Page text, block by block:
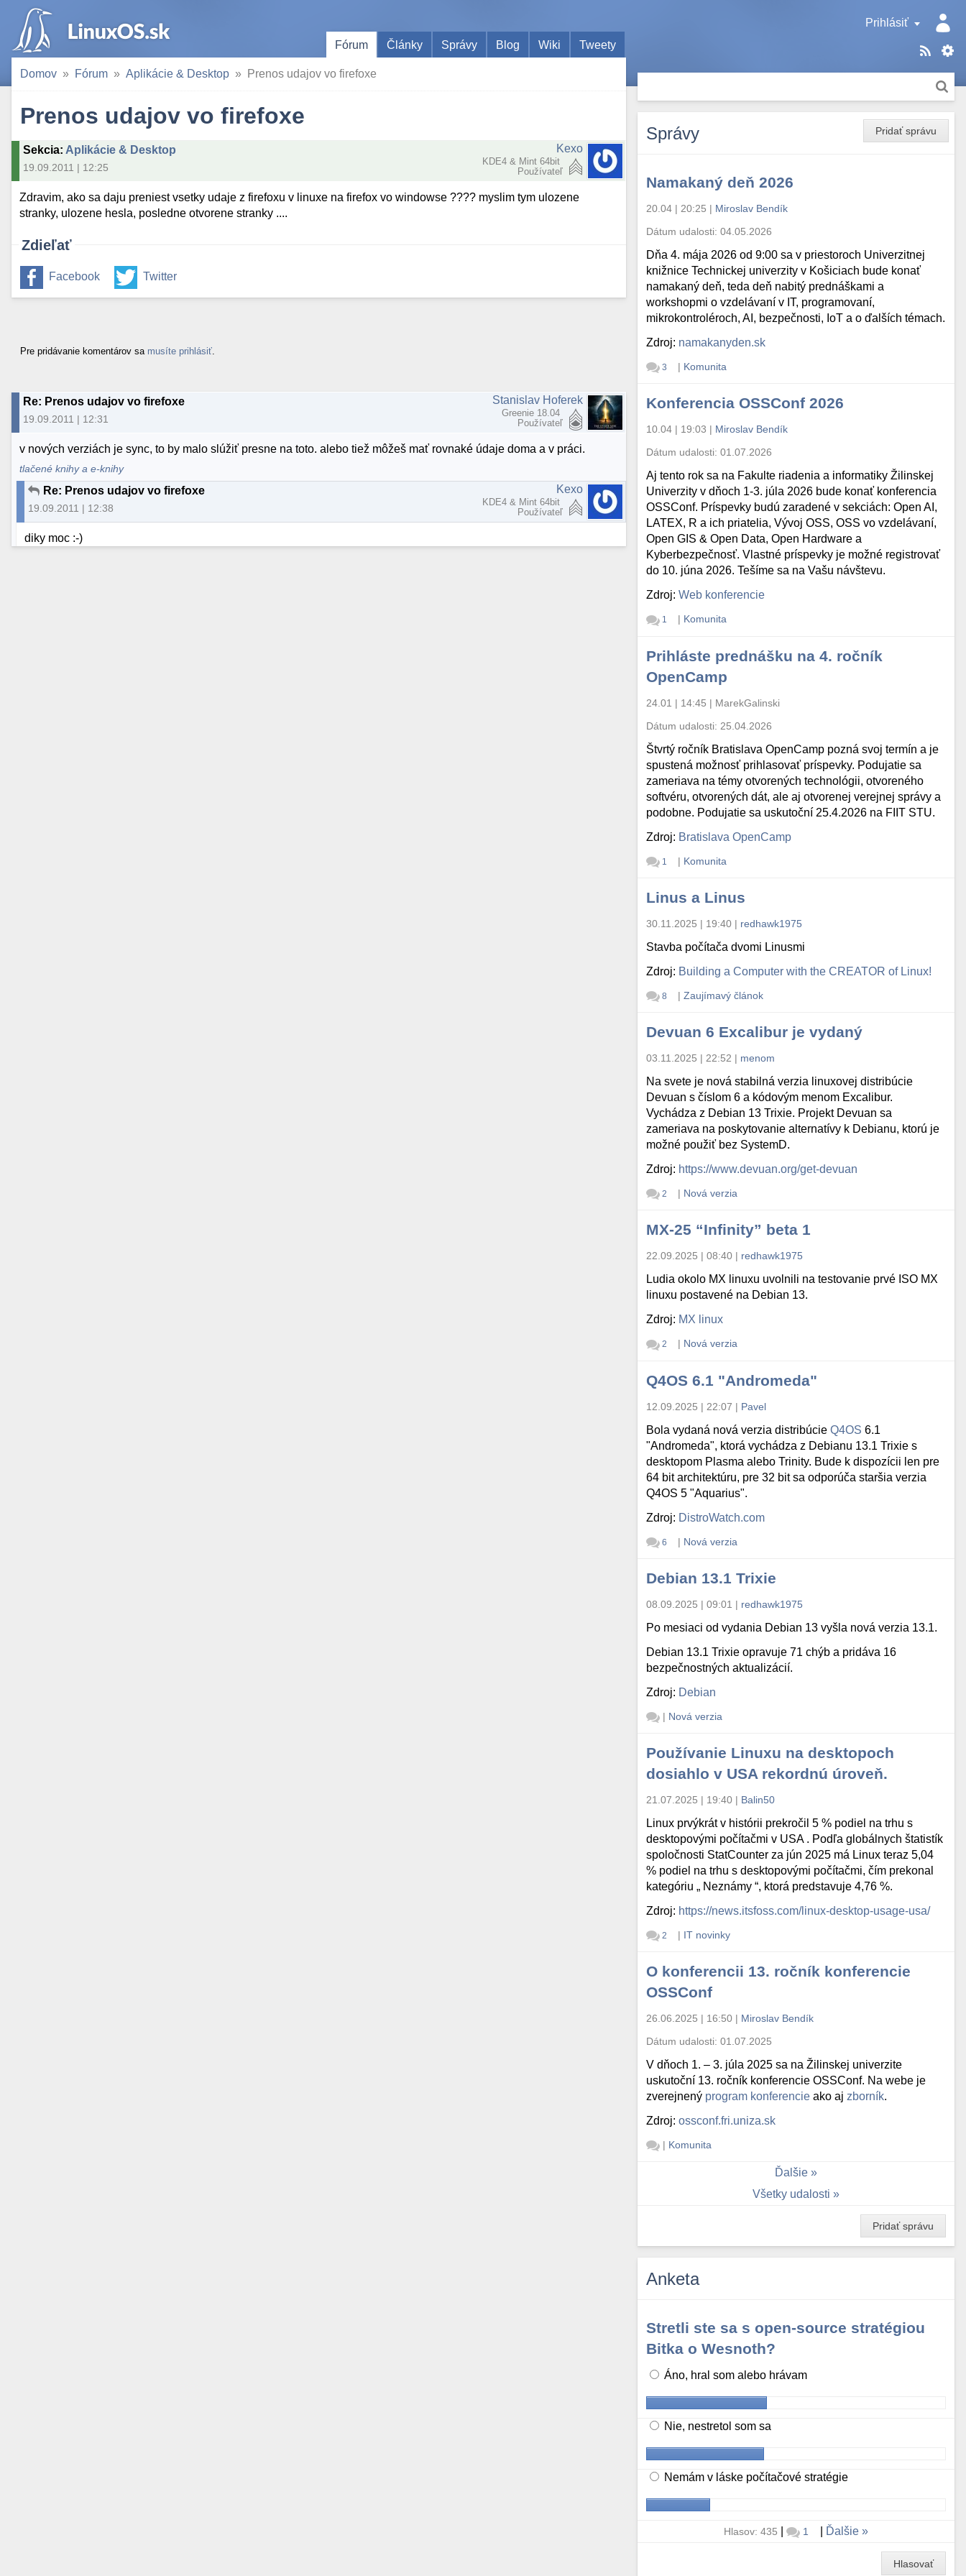
Prihlásiť
Fórum
Články Správy Blog Wiki Tweety
Domov Fórum Aplikácie & Desktop Prenos udajov vo firefoxe
Prenos udajov vo firefoxe
Sekcia: Aplikácie & Desktop
19.09.2011 | 12:25
Kexo
KDE4 & Mint 64bit
Používateľ
Zdravim, ako sa daju preniest vsetky udaje z firefoxu v linuxe na firefox vo windowse ???? myslim tym ulozene
stranky, ulozene hesla, posledne otvorene stranky ....
Zdieľať
Facebook Twitter
Pre pridávanie komentárov sa musíte prihlásiť
Re: Prenos udajov vo firefoxe
19.09.2011 | 12:31
Stanislav Hoferek
Greenie 18.04
Používateľ
v nových verziách je sync, to by malo slúžiť presne na toto. alebo tiež môžeš mať rovnaké údaje doma a v práci.
tlačené knihy a e-knihy
Re: Prenos udajov vo firefoxe
19.09.2011 | 12:38
Kexo
KDE4 & Mint 64bit
Používateľ
diky moc :-)
Pridať správu
Správy
Namakaný deň 2026
20.04 | 20:25 | Miroslav Bendík
Dátum udalosti:04.05.2026
Dňa 4. mája 2026 od 9:00 sa v priestoroch Univerzitnej
knižnice Technickej univerzity v Košiciach bude konať
namakaný deň, teda deň nabitý prednáškami a
workshopmi o vzdelávaní v IT, programovaní,
mikrokontroléroch, AI, bezpečnosti, IoT a o ďalších témach.
Zdroj: namakanyden.sk
3 | Komunita
Konferencia OSSConf 2026
10.04 | 19:03 | Miroslav Bendík
Dátum udalosti:01.07.2026
Aj tento rok sa na Fakulte riadenia a informatiky Žilinskej
Univerzity v dňoch 1-3. júla 2026 bude konať konferencia
OSSConf. Príspevky budú zaradené v sekciách: Open AI,
LATEX, R a ich priatelia, Vývoj OSS, OSS vo vzdelávaní,
Open GIS & Open Data, Open Hardware a
Kyberbezpečnosť. Vlastné príspevky je možné registrovať
do 10. júna 2026. Tešíme sa na Vašu návštevu.
Zdroj:Web konferencie
1 | Komunita
Prihláste prednášku na 4. ročník
OpenCamp
24.01 | 14:45 | MarekGalinski
Dátum udalosti: 25.04.2026
Štvrtý ročník Bratislava OpenCamp pozná svoj termín a je
spustená možnosť prihlasovať príspevky. Podujatie sa
zameriava na témy otvorených technológii, otvoreného
softvéru, otvorených dát, ale aj otvorenej verejnej správy a
podobne. Podujatie sa uskutoční 25.4.2026 na FIIT STU.
Zdroj: Bratislava OpenCamp
1 | Komunita
Linus a Linus
30.11.2025 | 19:40 | redhawk1975
Stavba počítača dvomi Linusmi
Zdroj: Building a Computer with the CREATOR of Linux!
8 | Zaujímavý článok
Devuan 6 Excalibur je vydaný
03.11.2025 | 22:52 | menom
Na svete je nová stabilná verzia linuxovej distribúcie
Devuan s číslom 6 a kódovým menom Excalibur.
Vychádza z Debian 13 Trixie. Projekt Devuan sa
zameriava na poskytovanie alternatívy k Debianu, ktorú je
možné použiť bez SystemD.
Zdroj: https://www.devuan.org/get-devuan
2 | Nová verzia
MX-25 “Infinity” beta 1
22.09.2025 | 08:40 | redhawk1975
Ludia okolo MX linuxu uvolnili na testovanie prvé ISO MX
linuxu postavené na Debian 13.
Zdroj: MX linux
2 | Nová verzia
Q4OS 6.1 "Andromeda"
12.09.2025 | 22:07 | Pavel
Bola vydaná nová verzia distribúcieQ4OS 6.1
"Andromeda", ktorá vychádza z Debianu 13.1 Trixie s
desktopom Plasma alebo Trinity. Bude k dispozícii len pre
64 bit architektúru, pre 32 bit sa odporúča staršia verzia
Q4OS 5 "Aquarius".
Zdroj: DistroWatch.com
6 | Nová verzia
Debian 13.1 Trixie
08.09.2025 | 09:01 | redhawk1975
Po mesiaci od vydania Debian 13 vyšla nová verzia 13.1.
Debian 13.1 Trixie opravuje 71 chýb a pridáva 16
bezpečnostných aktualizácií.
Zdroj: Debian
| Nová verzia
Používanie Linuxu na desktopoch
dosiahlo v USA rekordnú úroveň.
21.07.2025 | 19:40 | Balin50
Linux prvýkrát v histórii prekročil 5 % podiel na trhu s
desktopovými počítačmi v USA . Podľa globálnych štatistík
spoločnosti StatCounter za jún 2025 má Linux teraz 5,04
% podiel na trhu s desktopovými počítačmi, čím prekonal
kategóriu „ Neznámy “, ktorá predstavuje 4,76 %.
Zdroj: https://news.itsfoss.com/linux-desktop-usage-usa/
2 | IT novinky
O konferencii 13. ročník konferencie
OSSConf
26.06.2025 | 16:50 | Miroslav Bendík
Dátum udalosti:01.07.2025
V dňoch 1. – 3. júla 2025 sa na Žilinskej univerzite
uskutoční 13. ročník konferencie OSSConf. Na webe je
zverejnený program konferencie ako aj zborník.
Zdroj:ossconf.fri.uniza.sk
| Komunita
Ďalšie
Všetky udalosti
Pridať správu
Anketa
Stretli ste sa s open-source stratégiou
Bitka o Wesnoth?
Áno, hral som alebo hrávam
Nie, nestretol som sa
Nemám v láske počítačové stratégie
Hlasov: 435 | 1 Ďalšie
Hlasovať